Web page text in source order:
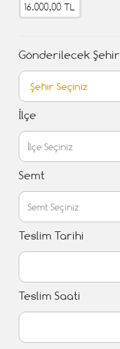
16.000,00 TL
Gönderilecek Şehir
İlçe
Semt
Teslim Tarihi
Teslim Saati